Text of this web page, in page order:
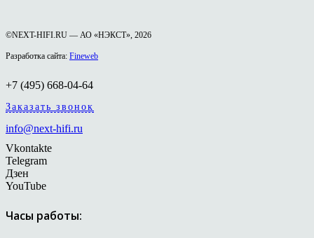
©NEXT-HIFI.RU — АО «НЭКСТ», 2026
Разработка сайта: Fineweb
+7 (495) 668-04-64
Заказать звонок
info@next-hifi.ru
Vkontakte
Telegram
Дзен
YouTube
Часы работы: